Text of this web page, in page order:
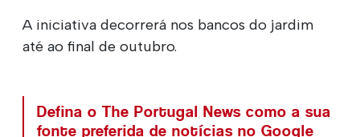
A iniciativa decorrerá nos bancos do jardim
até ao final de outubro.
Defina o The Portugal News como a sua
fonte preferida de notícias no Google